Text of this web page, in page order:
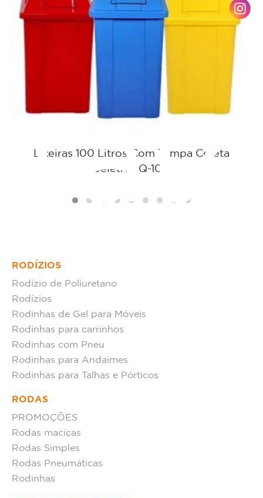
Lixeiras 100 Litros Com Tampa Coleta
Seletiva Q-100
RODÍZIOS
Rodízio de Poliuretano
Rodízios
Rodinhas de Gel para Móveis
Rodinhas para carrinhos
Rodinhas com Pneu
Rodinhas para Andaimes
Rodinhas para Talhas e Pórticos
RODAS
PROMOÇÕES
Rodas maciças
Rodas Simples
Rodas Pneumáticas
Rodinhas